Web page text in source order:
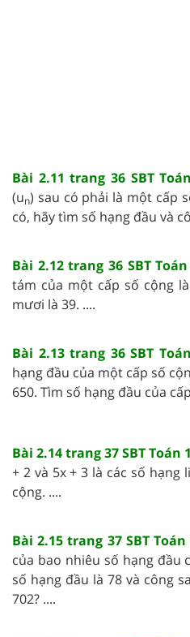
Bài 2.11 trang 36 SBT
(un) sau có phải là một cấp
có, hãy tìm số hạng đầu và
Bài 2.12 trang 36 SBT
tám của một cấp số cộng
mươi là 39. ....
Bài 2.13 trang 36 SBT
hạng đầu của một cấp số
650. Tìm số hạng đầu của
Bài 2.14 trang 37 SBT Toán
+ 2 và 5x + 3 là các số
cộng. ....
Bài 2.15 trang 37 SBT Toán
của bao nhiêu số hạng đầu
số hạng đầu là 78 và công
702? ....